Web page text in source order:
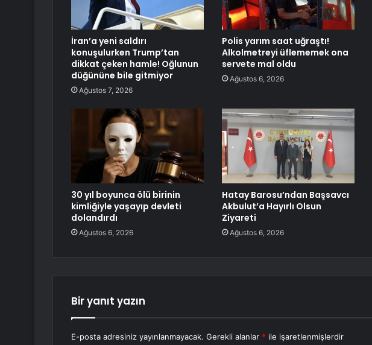
İran’a yeni saldırı
konuşulurken Trump’tan
dikkat çeken hamle! Oğlunun
düğününe bile gitmiyor
Ağustos 7, 2026
Polis yarım saat uğraştı!
Alkolmetreyi üflememek ona
servete mal oldu
Ağustos 6, 2026
30 yıl boyunca ölü birinin
kimliğiyle yaşayıp devleti
dolandırdı
Ağustos 6, 2026
Hatay Barosu’ndan Başsavcı
Akbulut’a Hayırlı Olsun
Ziyareti
Ağustos 6, 2026
Bir yanıt yazın
E-posta adresiniz yayınlanmayacak. Gerekli alanlar * ile işaretlenmişlerdir